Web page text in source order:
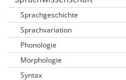
Sprachgeschichte
Sprachvariation
Phonologie
Morphologie
Syntax